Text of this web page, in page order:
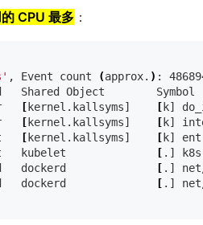
CPU 最多：
, Event count (approx. ) :
Shared Object        Symbol
[ kernel.kallsyms] [ k]
[ kernel.kallsyms] [ k]
[ kernel.kallsyms] [ k]
kubelet
[ .]
dockerd
[ .]
dockerd
[ .] net/